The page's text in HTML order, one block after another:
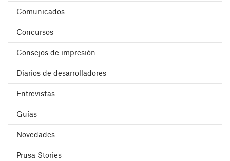
Comunicados
Concursos
Consejos de impresión
Diarios de desarrolladores
Entrevistas
Guías
Novedades
Prusa Stories